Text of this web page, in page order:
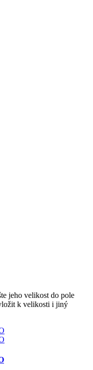
jeho velikost do pole
k velikosti i jiný